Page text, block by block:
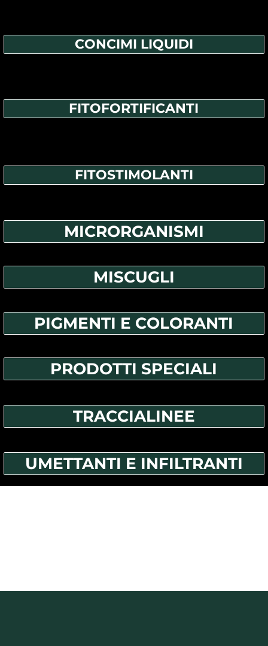
CONCIMI LIQUIDI
FITOFORTIFICANTI
FITOSTIMOLANTI
MICRORGANISMI
MISCUGLI
PIGMENTI E COLORANTI
PRODOTTI SPECIALI
TRACCIALINEE
UMETTANTI E INFILTRANTI